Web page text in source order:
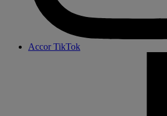
Accor TikTok